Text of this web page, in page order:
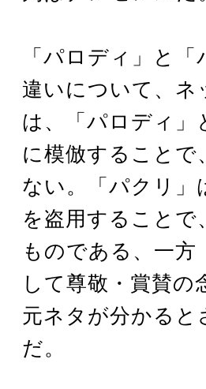
「パロディ」と
違いについて、
は、「パロディ」
に模倣すること
ない。「パクリ」
を盗用すること
ものである、一
して尊敬・賞賛
元ネタが分かる
だ。